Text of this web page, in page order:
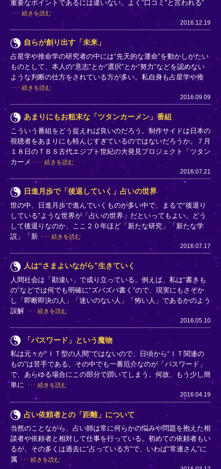
重要なポイントであるには違いない。よく“口コミ”と言われる“
続きを読む
2016.12.19
自らが創り出す「未来」
占星学や推命学の研究者の中には“先天的な運命”を動かしがたい
ものとして、本人の“意志”とか“選択”とか“努力”などを認めない
ような判断の仕方をされている方が多い。私自身も占星学や推
続きを読む
2016.09.09
あまりにもお粗末な「ツタンカーメン」番組
こういう番組をどう捉えれば良いのだろう。制作サイドは日本の
視聴者をあまりにも軽んじすぎているのではないだろうか。７月
１８日のＴＢＳ古代エジプト世紀の大発見プロジェクト「ツタン
カーメ
続きを読む
2016.07.21
日進月歩で「後退していく」占いの世界
世の中、日進月歩で進んでいくものが多い中で、まるで“後退り
している”ような世界が「占いの世界」だといってもよい。どう
して後退りなのか、ここ２０年ほど「新たな研究」「新たな学
説」「新
続きを読む
2016.07.17
人は“さまよいながら”生きていく
人間社会は「勘違い」で成り立っている。例えば、私は“書きも
の”などでは何でも明確に“ズバズバ書く”ので、現実にもさぞか
し「即断即決の人」「迷いのない人」「怖い人」であるかのよう
誤解
続きを読む
2016.05.10
「パスワード」という魔物
私は元々が“ＩＴ型の人間”ではないので、日頃から“ＩＴ関連の
もの”は苦手である。その中でも一番厄介なのが「パスワード」
で、あらゆる場合にこの部分で躓いてしまう。何故、もう少し簡
単に
続きを読む
2016.04.19
占い依頼者との「距離」について
当然のことながら、占い師は常に何らかの悩みや問題を抱えた相
談者や依頼者と相対して仕事を行っている。初めての依頼者もい
るが、その多くは過去に“占っている方”で、いわば“常連さん”に
属
続きを読む